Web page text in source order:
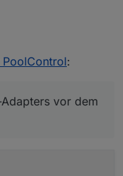
kam es bei
einer zu hohen
Temperatur-
Adapters vor dem
:
vor dem